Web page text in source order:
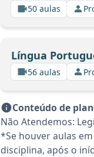
50 aulas
Língua
56 aulas
Conteúdo de
Não Atendemos:
*Se houver aulas
disciplina, após o